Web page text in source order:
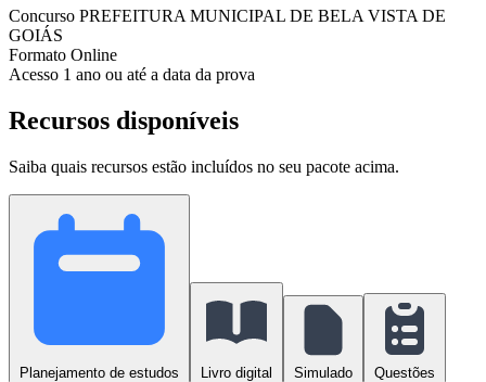
Concurso PREFEITURA MUNICIPAL DE BELA VISTA DE
GOIÁS
Formato Online
Acesso 1 ano ou até a data da prova
Recursos disponíveis
Saiba quais recursos estão incluídos no seu pacote acima.
Planejamento de estudos Livro digital Simulado Questões